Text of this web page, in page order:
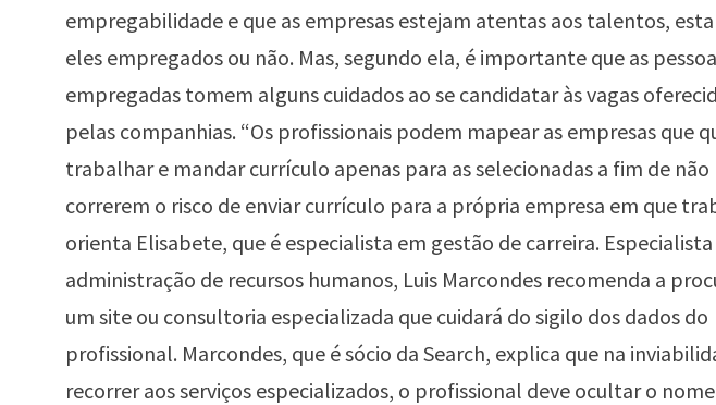
empregabilidade e que as empresas estejam atentas aos talentos,
eles empregados ou não. Mas, segundo ela, é importante que as
empregadas tomem alguns cuidados ao se candidatar às vagas
pelas companhias. “Os profissionais podem mapear as empresas que
trabalhar e mandar currículo apenas para as selecionadas a fim de não
correrem o risco de enviar currículo para a própria empresa em que
orienta Elisabete, que é especialista em gestão de carreira.
administração de recursos humanos, Luis Marcondes recomenda a
um site ou consultoria especializada que cuidará do sigilo dos dados do
profissional. Marcondes, que é sócio da Search, explica que na
recorrer aos serviços especializados, o profissional deve ocultar o